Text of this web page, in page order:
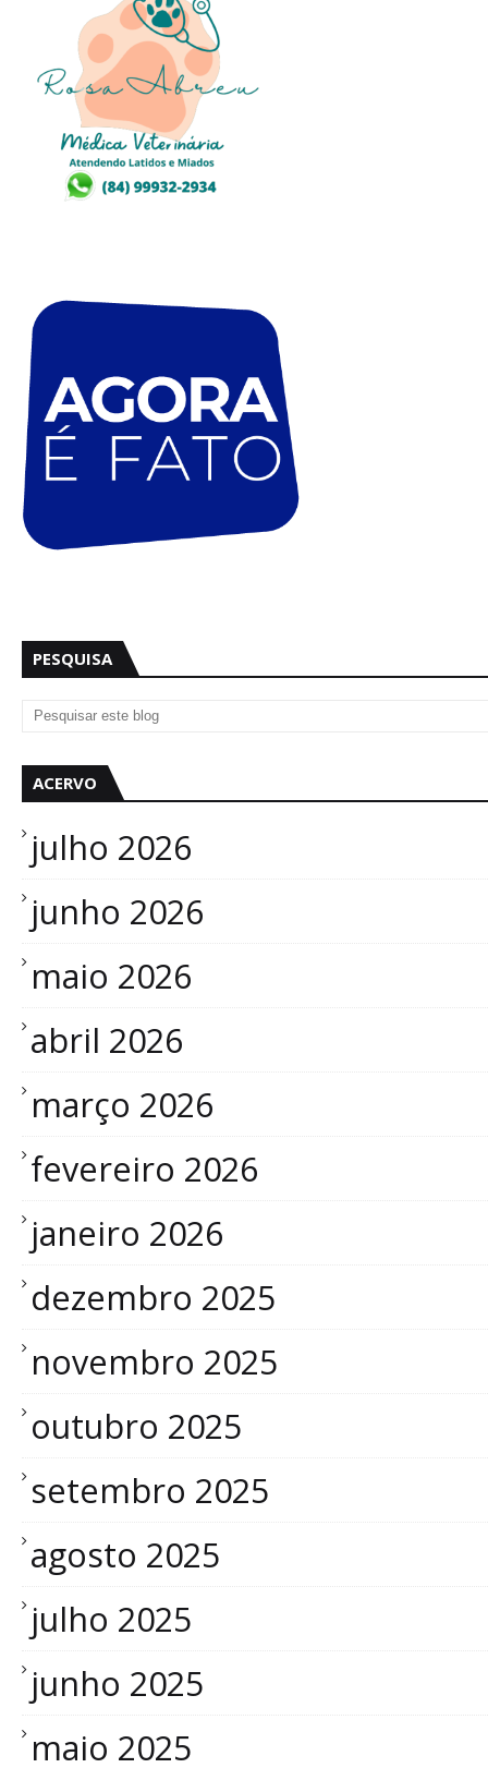
PESQUISA
ACERVO
julho 2026
junho 2026
maio 2026
abril 2026
março 2026
fevereiro 2026
janeiro 2026
dezembro 2025
novembro 2025
outubro 2025
setembro 2025
agosto 2025
julho 2025
junho 2025
maio 2025